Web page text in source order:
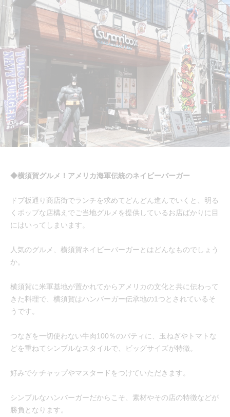
◆横須賀グルメ！アメリカ海軍伝統のネイビーバーガー
ドブ板通り商店街でランチを求めてどんどん進んでいくと、明る
くポップな店構えでご当地グルメを提供しているお店ばかりに目
にはいってしまいます。
人気のグルメ、横須賀ネイビーバーガーとはどんなものでしょう
か。
横須賀に米軍基地が置かれてからアメリカの文化と共に伝わって
きた料理で、横須賀はハンバーガー伝承地の1つとされているそ
うです。
つなぎを一切使わない牛肉100％のパティに、玉ねぎやトマトな
どを重ねてシンプルなスタイルで、ビッグサイズが特徴。
好みでケチャップやマスタードをつけていただきます。
シンプルなハンバーガーだからこそ、素材やその店の特徴などが
勝負となります。